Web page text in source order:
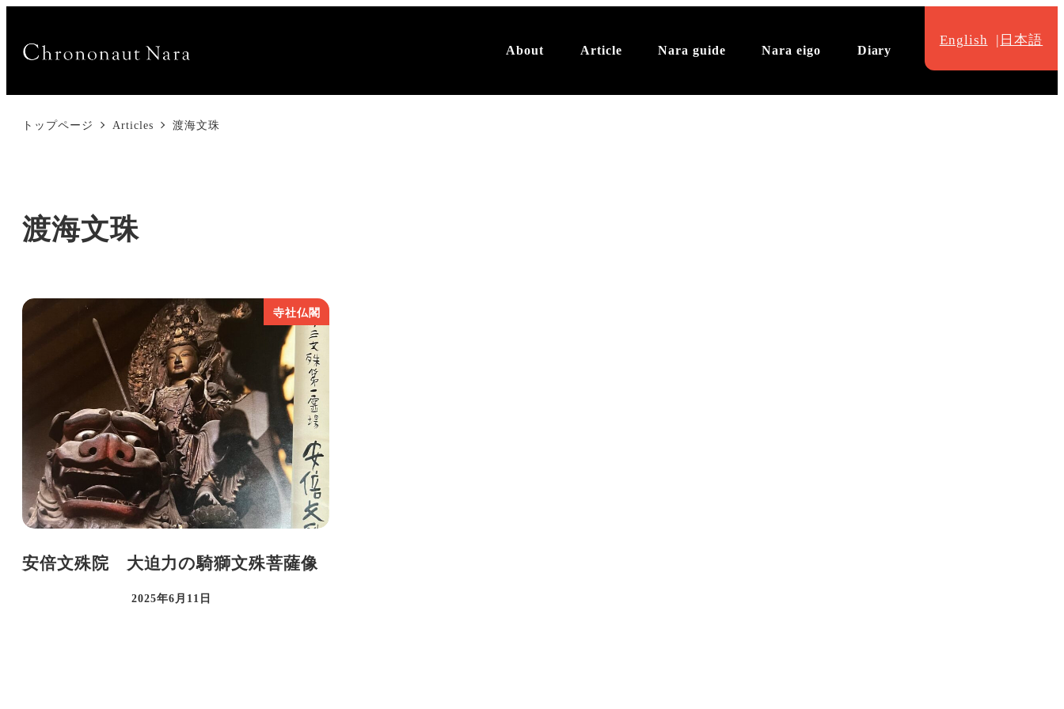
About Article Nara guide Nara eigo Diary
English 日本語
トップページ Articles 渡海文珠
渡海文珠
寺社仏閣
安倍文殊院 大迫力の騎獅文殊菩薩像
投稿日
2025年6月11日